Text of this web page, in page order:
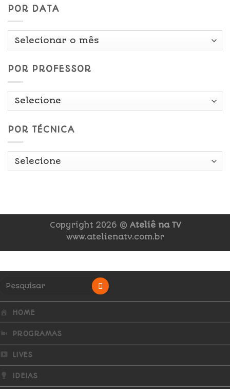
POR DATA
Por
POR PROFESSOR
POR TÉCNICA
Copyright 2026 © Ateliê na TV
www.atelienatv.com.br
HOME
PROGRAMAS
LIVES
IDEIAS